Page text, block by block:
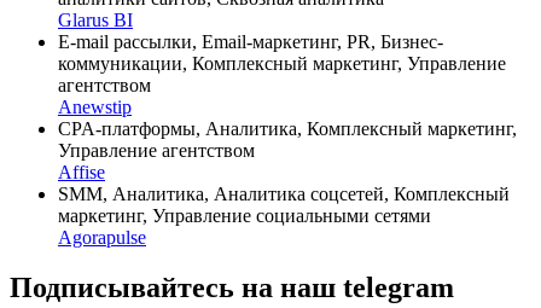
Glarus BI
E-mail рассылки, Email-маркетинг, PR, Бизнес-
коммуникации, Комплексный маркетинг, Управление
агентством
Anewstip
CPA-платформы, Аналитика, Комплексный маркетинг,
Управление агентством
Affise
SMM, Аналитика, Аналитика соцсетей, Комплексный
маркетинг, Управление социальными сетями
Agorapulse
Подписывайтесь на наш telegram